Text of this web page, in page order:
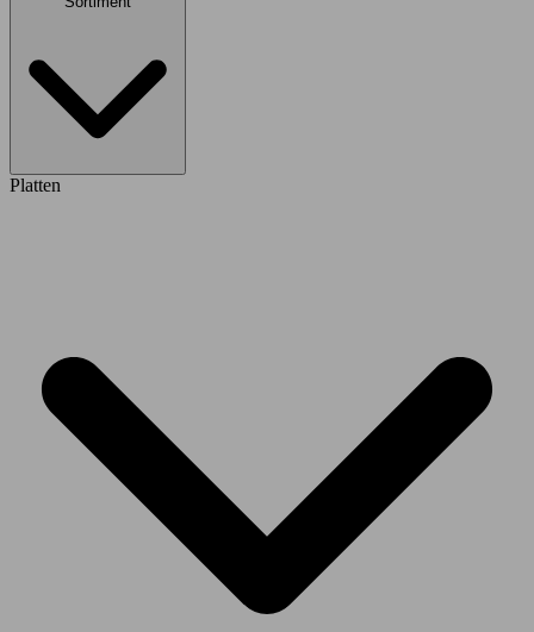
Platten